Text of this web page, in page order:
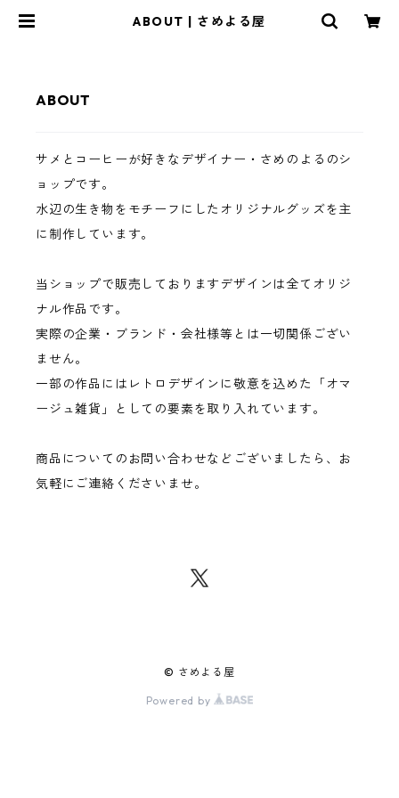
ABOUT | さめよる屋
ABOUT
サメとコーヒーが好きなデザイナー・さめのよるのシ
ョップです。
水辺の生き物をモチーフにしたオリジナルグッズを主
に制作しています。
当ショップで販売しておりますデザインは全てオリジ
ナル作品です。
実際の企業・ブランド・会社様等とは一切関係ござい
ません。
一部の作品にはレトロデザインに敬意を込めた「オマ
ージュ雑貨」としての要素を取り入れています。
商品についてのお問い合わせなどございましたら、お
気軽にご連絡くださいませ。
© さめよる屋
Powered by